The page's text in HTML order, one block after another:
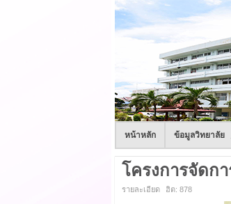
หน้าหลัก ข้อมูลวิทยาลัย
โครงการจัดก
รายละเอียด ฮิต: 878